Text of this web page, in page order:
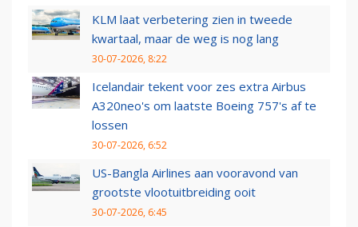
KLM laat verbetering zien in tweede
kwartaal, maar de weg is nog lang
30-07-2026, 8:22
Icelandair tekent voor zes extra Airbus
A320neo's om laatste Boeing 757's af te
lossen
30-07-2026, 6:52
US-Bangla Airlines aan vooravond van
grootste vlootuitbreiding ooit
30-07-2026, 6:45